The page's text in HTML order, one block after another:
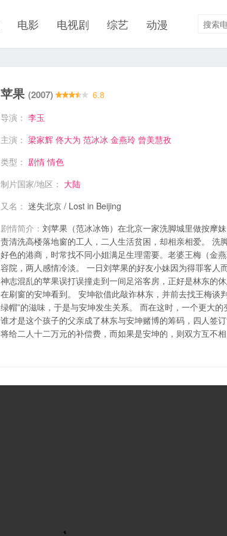
电影 电视剧 综艺 动漫
苹果 (2007)
6.8
导演： 李玉
主演： 梁家辉 佟大为 范冰冰 金燕玲 曾美慧孜
类型： 剧情 情色
制片国家/地区： 大陆
又名： 迷失北京 / Lost in Beijing
剧情简介： 刘苹果（范冰冰饰）在北京一家洗脚城里做按摩
责清洗高楼落地窗的工人，二人生活贫困，却相亲相爱。 洗
好色的港商，时常找不同小姐满足生理需要。老婆王梅（金
容院，两人感情冷淡。 一日刘苹果的好友小妹因为得罪客人
神志混乱的苹果误打误撞走到一间足浴客房，正好是林东的
在刷窗的安坤看到。 安坤欲借此敲诈林东，并前去找王梅谈
绿帽”的滋味，于是与安坤发生关系。 而在这时，一个更大
谁才是这个孩子的父亲成了林东与安坤赌博的筹码，四人签
将给二人十二万元的补偿费，而如果是安坤的，则双方互不